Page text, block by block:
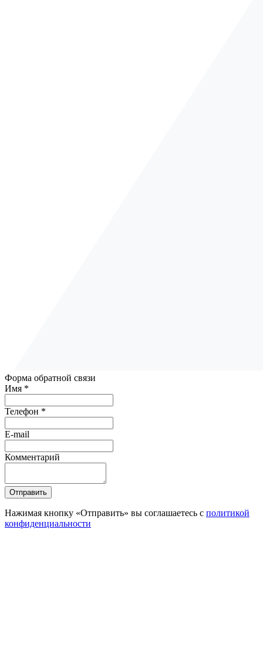
Форма обратной связи
Имя *
Телефон *
E-mail
Комментарий
Отправить
Нажимая кнопку «Отправить» вы соглашаетесь с политикой
конфиденциальности